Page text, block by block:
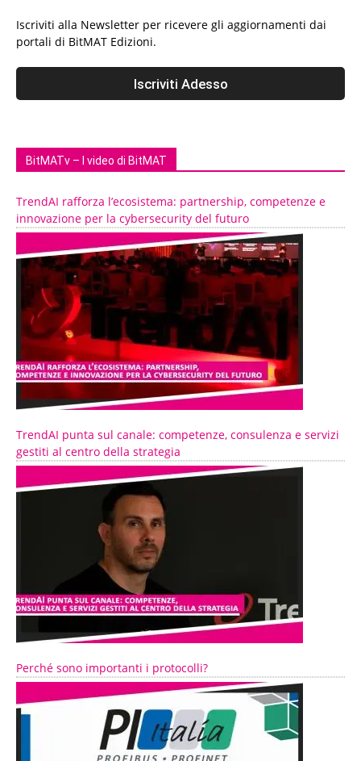
Iscriviti alla Newsletter per ricevere gli aggiornamenti dai
portali di BitMAT Edizioni.
BitMATv – I video di BitMAT
TrendAI rafforza l’ecosistema: partnership, competenze e
innovazione per la cybersecurity del futuro
TrendAI punta sul canale: competenze, consulenza e servizi
gestiti al centro della strategia
Perché sono importanti i protocolli?